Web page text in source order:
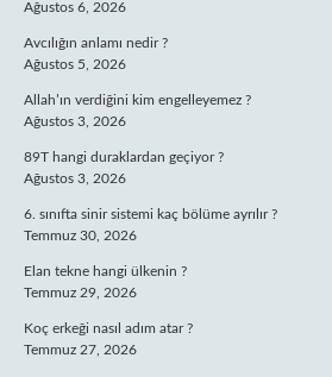
Ağustos 6, 2026
Avcılığın anlamı nedir ?
Ağustos 5, 2026
Allah’ın verdiğini kim engelleyemez ?
Ağustos 3, 2026
89T hangi duraklardan geçiyor ?
Ağustos 3, 2026
6. sınıfta sinir sistemi kaç bölüme ayrılır ?
Temmuz 30, 2026
Elan tekne hangi ülkenin ?
Temmuz 29, 2026
Koç erkeği nasıl adım atar ?
Temmuz 27, 2026